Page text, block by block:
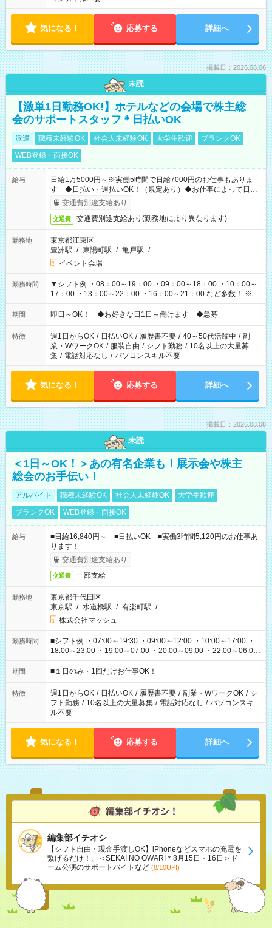
気になる！ 応募する 詳細へ
掲載日：2026.08.06
未読
【激単1日勤務OK!】ホテルなどの会場で株主総
会のサポートスタッフ＊日払いOK
派遣 職種未経験OK 社会人未経験OK 大学生歓迎
ブランクOK
WEB登録・面接OK
給与
日給1万5000円～※実働5時間で日給7000円のお仕事もありま
す ◆日払い・週払いOK！（規定あり）◆お仕事によって日給
も異なります
交通費別途支給あり
交通費 交通費別途支給あり(勤務地により異なります)
勤務地
東京都江東区
豊洲駅 / 東陽町駅 / 亀戸駅 / …
イベント会場
勤務時間
▼シフト例 ・08：00～19：00 ・09：00～18：00 ・10：00～
17：00 ・13：00～22：00 ・16：00～21：00 など多数！ ※お
仕事により勤務時間が異なります
期間 即日～OK！ ◆お好きな日1日～働けます ◆急募
特徴 週1日からOK / 日払いOK / 履歴書不要 / 40～50代活躍中 / 副
業・WワークOK / 服装自由 / シフト勤務 / 10名以上の大量募
集 / 電話対応なし / パソコンスキル不要
気になる！ 応募する 詳細へ
掲載日：2026.08.08
未読
＜1日～OK！＞あの有名企業も！展示会や株主
総会のお手伝い！
アルバイト 職種未経験OK 社会人未経験OK
大学生歓迎
ブランクOK
WEB登録・面接OK
給与
■日給16,840円～ ■日払いOK ■実働3時間5,120円のお仕事あ
ります！
交通費別途支給あり
交通費 一部支給
勤務地
東京都千代田区
東京駅 / 水道橋駅 / 有楽町駅 / …
株式会社マッシュ
勤務時間
■シフト例 ・07:00～19:30 ・09:00～12:00 ・10:00～17:00 ・
18:00～23:00 ・19:00～07:00 ・20:00～09:00 ・22:00～06:00
etc ★最短で3時間で5,120円のお仕事から 15時間で2万円近く稼
げるお仕事も！ ご希望のお時間に合わせてご紹介！ ※シフトは
ください！
期間 ■１日のみ・1回だけお仕事OK！
特徴 週1日からOK / 日払いOK / 履歴書不要 / 副業・WワークOK / シ
フト勤務 / 10名以上の大量募集 / 電話対応なし / パソコンスキ
ル不要
気になる！ 応募する 詳細へ
編集部イチオシ
【シフト自由・現金手渡しOK】iPhoneなどスマホの充電を
繋げるだけ！、＜SEKAI NO OWARI＊8月15日・16日＞ド
ーム公演のサポートバイトなど (8/10UP!)